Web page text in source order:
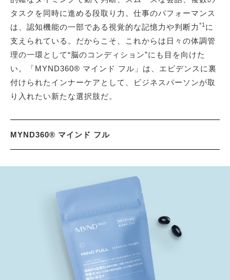
タスクを同時に進める段取り力。仕事のパフォーマンス
は、認知機能の一部である視覚的な記憶力や判断力 *1 に
支えられている。だからこそ、これからは日々の体調管
理の一環として“脳のコンディション”にも目を向けた
い。「MYND360® マインド フル」は、エビデンスに裏
付けられたインナーケアとして、ビジネスパーソンが取
り入れたい新たな選択肢だ。
MYND360® マインド フル